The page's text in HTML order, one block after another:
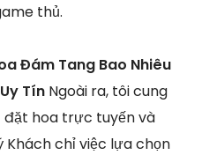
thủ.
Đám Tang Bao Nhiêu
Tín Ngoài ra, tôi cung
đặt hoa trực tuyến và
Khách chỉ việc lựa chọn